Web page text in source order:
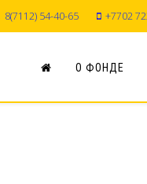
8(7112) 54-40-65 +7702
О ФОНДЕ